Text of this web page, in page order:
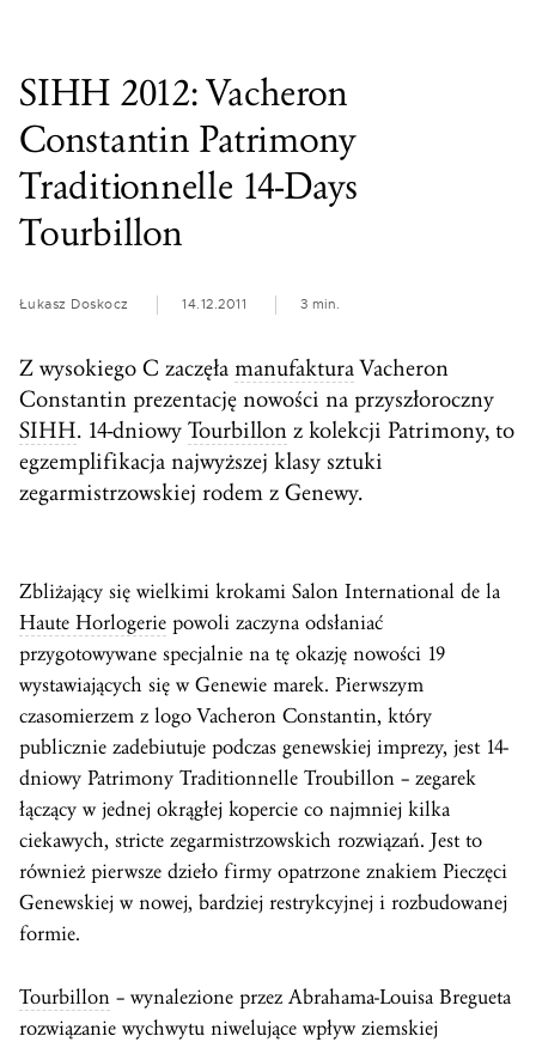
SIHH 2012: Vacheron
Constantin Patrimony
Traditionnelle 14-Days
Tourbillon
Łukasz Doskocz 14.12.2011 3 min.
Z wysokiego C zaczęła manufakturaVacheron
Constantin prezentację nowości na przyszłoroczny
SIHH. 14-dniowy Tourbillon z kolekcji Patrimony, to
egzemplifikacja najwyższej klasy sztuki
zegarmistrzowskiej rodem z Genewy.
Zbliżający się wielkimi krokami Salon International de la
Haute Horlogerie powoli zaczyna odsłaniać
przygotowywane specjalnie na tę okazję nowości 19
wystawiających się w Genewie marek. Pierwszym
czasomierzem z logo Vacheron Constantin, który
publicznie zadebiutuje podczas genewskiej imprezy, jest 14-
dniowy Patrimony Traditionnelle Troubillon – zegarek
łączący w jednej okrągłej kopercie co najmniej kilka
ciekawych, stricte zegarmistrzowskich rozwiązań. Jest to
również pierwsze dzieło firmy opatrzone znakiem Pieczęci
Genewskiej w nowej, bardziej restrykcyjnej i rozbudowanej
formie.
Tourbillon – wynalezione przez Abrahama-Louisa Bregueta
rozwiązanie wychwytu niwelujące wpływ ziemskiej